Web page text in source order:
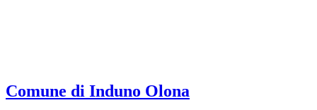
Comune di Induno Olona